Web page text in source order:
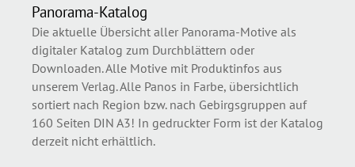
Panorama-Katalog
Die aktuelle Übersicht aller Panorama-Motive als
digitaler Katalog zum Durchblättern oder
Downloaden. Alle Motive mit Produktinfos aus
unserem Verlag. Alle Panos in Farbe, übersichtlich
sortiert nach Region bzw. nach Gebirgsgruppen auf
160 Seiten DIN A3! In gedruckter Form ist der Katalog
derzeit nicht erhältlich.